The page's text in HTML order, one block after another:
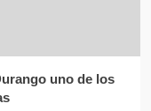
uno de los